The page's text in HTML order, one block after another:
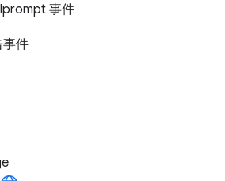
事件
事件